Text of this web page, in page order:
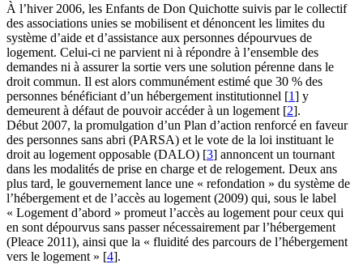
À l’hiver 2006, les Enfants de Don Quichotte suivis par le collectif
des associations unies se mobilisent et dénoncent les limites du
système d’aide et d’assistance aux personnes dépourvues de
logement. Celui-ci ne parvient ni à répondre à l’ensemble des
demandes ni à assurer la sortie vers une solution pérenne dans le
droit commun. Il est alors communément estimé que 30 % des
personnes bénéficiant d’un hébergement institutionnel [1] y
demeurent à défaut de pouvoir accéder à un logement [2].
Début 2007, la promulgation d’un Plan d’action renforcé en faveur
des personnes sans abri (PARSA) et le vote de la loi instituant le
droit au logement opposable (DALO) [3] annoncent un tournant
dans les modalités de prise en charge et de relogement. Deux ans
plus tard, le gouvernement lance une « refondation » du système de
l’hébergement et de l’accès au logement (2009) qui, sous le label
« Logement d’abord » promeut l’accès au logement pour ceux qui
en sont dépourvus sans passer nécessairement par l’hébergement
(Pleace 2011), ainsi que la « fluidité des parcours de l’hébergement
vers le logement » [4].